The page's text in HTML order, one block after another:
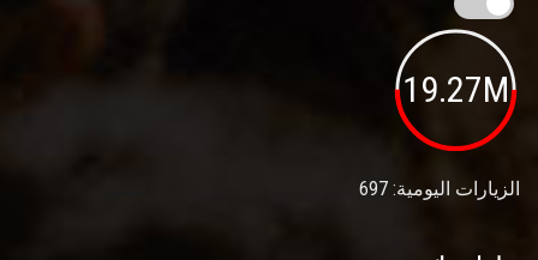
19.27M
الزيارات اليومية: 697